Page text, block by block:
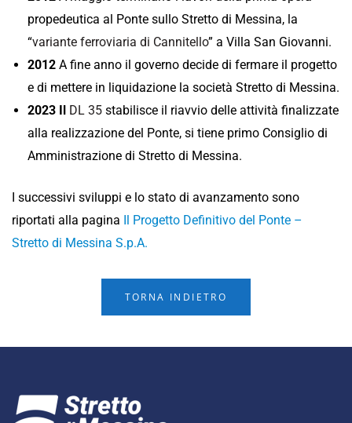
propedeutica al Ponte sullo Stretto di Messina, la
“variante ferroviaria di Cannitello” a Villa San Giovanni.
2012 A fine anno il governo decide di fermare il progetto
e di mettere in liquidazione la società Stretto di Messina.
2023 Il DL 35 stabilisce il riavvio delle attività finalizzate
alla realizzazione del Ponte, si tiene primo Consiglio di
Amministrazione di Stretto di Messina.
I successivi sviluppi e lo stato di avanzamento sono
riportati alla pagina Il Progetto Definitivo del Ponte –
Stretto di Messina S.p.A.
TORNA INDIETRO